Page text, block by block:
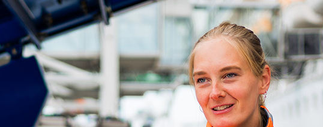
Center der HPA
aller Verkehrsmeldungen im Hafen am